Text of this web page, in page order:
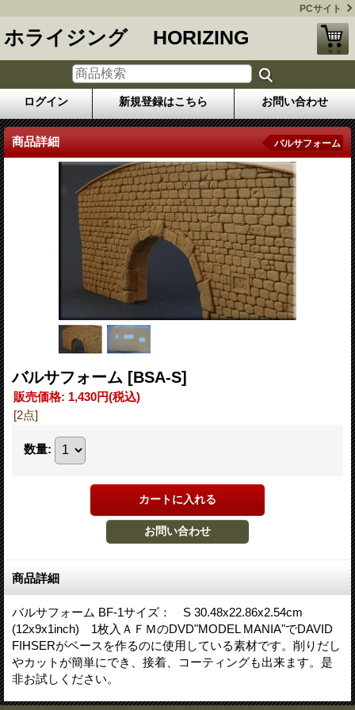
PCサイト
ホライジング HORIZING
ログイン 新規登録はこちら お問い合わせ
商品詳細 バルサフォーム
バルサフォーム [BSA-S]
販売価格: 1,430円(税込)
[2点]
数量:
商品詳細
バルサフォーム BF-1サイズ： S 30.48x22.86x2.54cm
(12x9x1inch) 1枚入ＡＦＭのDVD"MODEL MANIA"でDAVID
FIHSERがベースを作るのに使用している素材です。削りだし
やカットが簡単にでき、接着、コーティングも出来ます。是
非お試しください。